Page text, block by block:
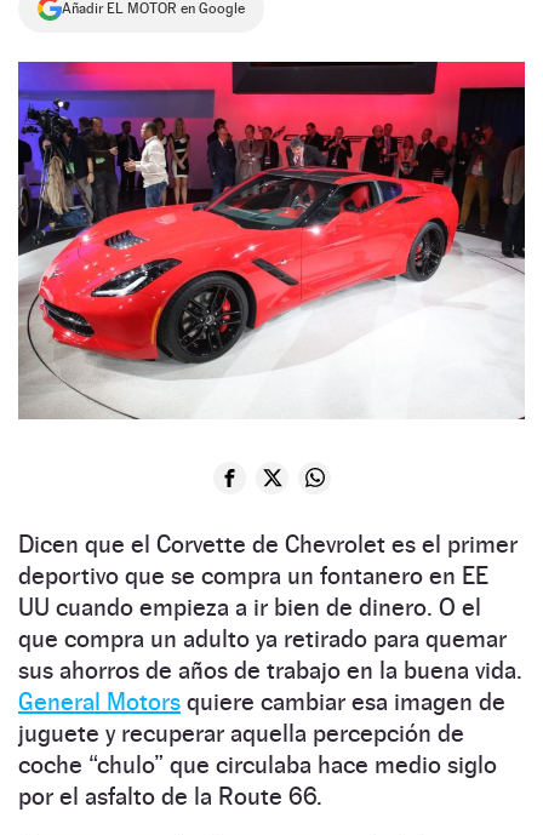
SÍGUENOS
Añadir EL MOTOR en Google
Dicen que el Corvette de Chevrolet es el primer
deportivo que se compra un fontanero en EE
UU cuando empieza a ir bien de dinero. O el
que compra un adulto ya retirado para quemar
sus ahorros de años de trabajo en la buena vida.
General Motors quiere cambiar esa imagen de
juguete y recuperar aquella percepción de
coche “chulo” que circulaba hace medio siglo
por el asfalto de la Route 66.